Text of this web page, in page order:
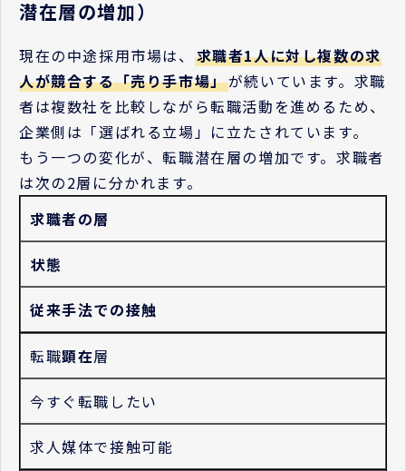
潜在層の増加）
現在の中途採用市場は、 求職者1人に対し複数の求
人が競合する「売り手市場」が続いています。求職
者は複数社を比較しながら転職活動を進めるため、
企業側は「選ばれる立場」に立たされています。
もう一つの変化が、転職潜在層の増加です。求職者
は次の2層に分かれます。
求職者の層
状態
従来手法での接触
転職顕在層
今すぐ転職したい
求人媒体で接触可能